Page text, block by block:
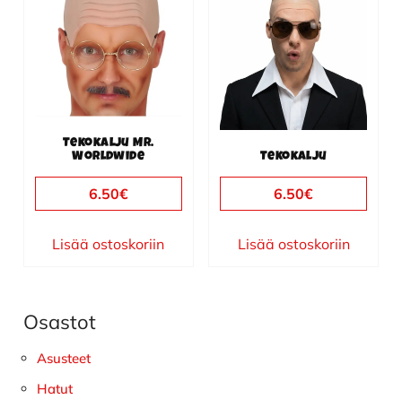
Tekokalju Mr.
Worldwide
6.50€
Lisää ostoskoriin
Tekokalju
6.50€
Lisää ostoskoriin
Ensisijainen
sivupalkki
Osastot
Asusteet
Hatut